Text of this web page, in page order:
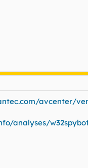
avcenter/
analyses/